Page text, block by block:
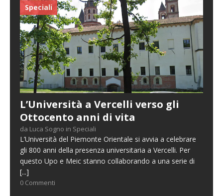
Speciali
L’Università a Vercelli verso gli
Ottocento anni di vita
da Luca Sogno in Speciali
L’Università del Piemonte Orientale si avvia a celebrare
gli 800 anni della presenza universitaria a Vercelli. Per
questo Upo e Meic stanno collaborando a una serie di
[...]
0 Commenti